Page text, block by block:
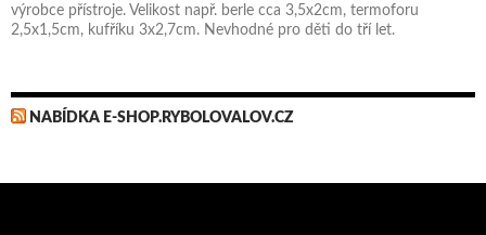
výrobce přístroje. Velikost např. berle cca 3,5x2cm, termoforu
2,5x1,5cm, kufříku 3x2,7cm. Nevhodné pro děti do tří let.
NABÍDKA E-SHOP.RYBOLOVALOV.CZ